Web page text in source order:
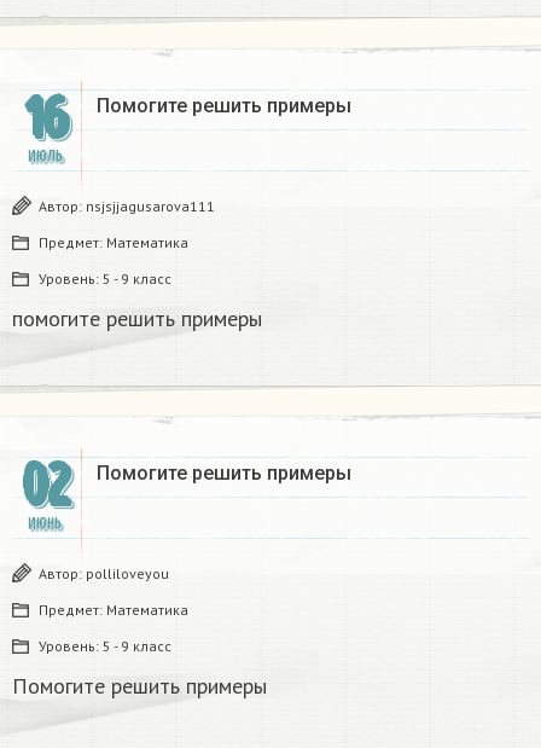
16
ИЮЛЬ
Помогите решить примеры
Автор: nsjsjjagusarova111
Предмет: Математика
Уровень: 5 - 9 класс
помогите решить примеры
02
ИЮНЬ
Помогите решить примеры​
Автор: polliloveyou
Предмет: Математика
Уровень: 5 - 9 класс
Помогите решить примеры​